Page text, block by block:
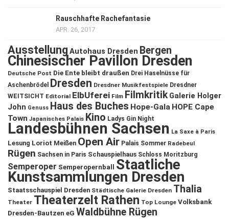
Rauschhafte Rachefantasie
APR. 26, 2017
Ausstellung Autohaus Dresden Bergen
Chinesischer Pavillon Dresden
Deutsche Post Die Ente bleibt draußen Drei Haselnüsse für
Aschenbrödel
Dresden Dresdner Musikfestspiele Dresdner
WEITSICHT Editorial ElbUferei Film Filmkritik Galerie Holger
John Genuss Haus des Buches Hope-Gala HOPE Cape
Town Japanisches Palais Kino Ladys Gin Night
Landesbühnen Sachsen La Saxe à Paris
Lesung Loriot Meißen Open Air Palais Sommer Radebeul
Rügen Sachsen in Paris Schauspielhaus Schloss Moritzburg
Semperoper Semperopernball Staatliche
Kunstsammlungen Dresden
Staatsschauspiel Dresden Städtische Galerie Dresden Thalia
Theater Theaterzelt Rathen Top Lounge Volksbank
Dresden-Bautzen eG Waldbühne Rügen